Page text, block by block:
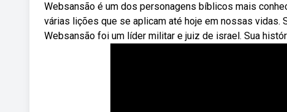
Websansão é um dos personagens bíblicos mais
várias lições que se aplicam até hoje em nossas vidas.
Websansão foi um líder militar e juiz de israel. Sua